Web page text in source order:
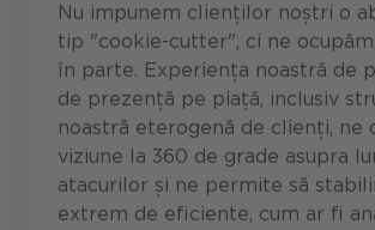
Nu impunem clienților noștri o
tip "cookie-cutter", ci ne
în parte. Experiența noastră de
de prezență pe piață, inclusiv
noastră eterogenă de clienți, ne
viziune la 360 de grade asupra
atacurilor și ne permite să
extrem de eficiente, cum ar fi